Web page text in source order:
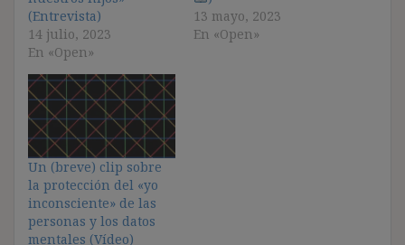
(Entrevista)
14 julio, 2023
En «Open»
13 mayo, 2023
En «Open»
Un (breve) clip sobre
la protección del «yo
inconsciente» de las
personas y los datos
mentales (Vídeo)